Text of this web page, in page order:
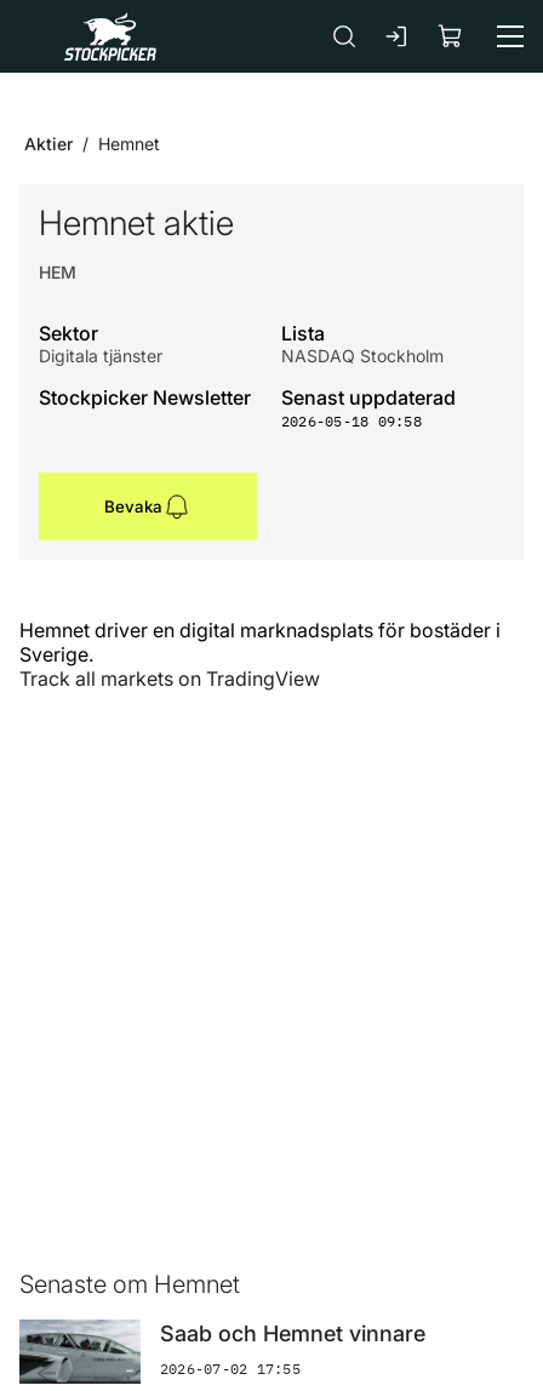
Gå till huvudinnehåll
Aktier Hemnet
Hemnet aktie
HEM
Sektor
Digitala tjänster
Lista
NASDAQ Stockholm
Stockpicker Newsletter Senast uppdaterad
2026-05-18 09:58
Bevaka
Hemnet driver en digital marknadsplats för bostäder i
Sverige.
Track all markets on TradingView
Senaste om Hemnet
Saab och Hemnet vinnare
2026-07-02 17:55